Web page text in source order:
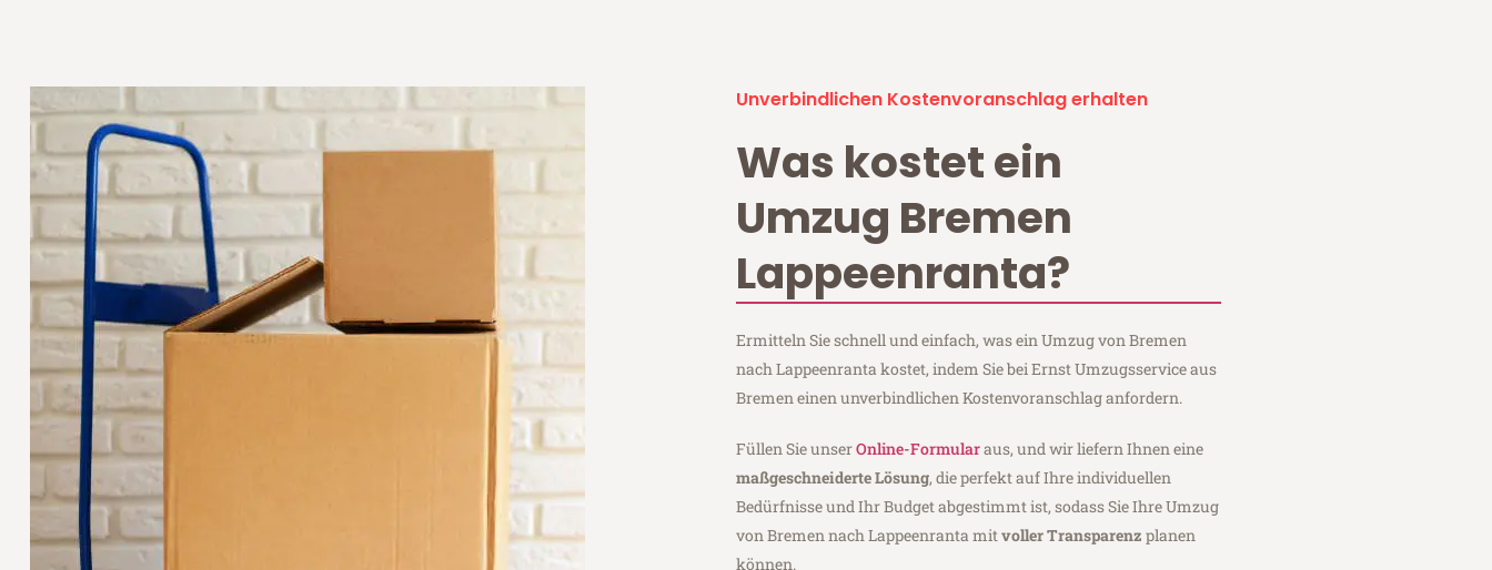
Unverbindlichen Kostenvoranschlag erhalten
Was kostet ein
Umzug Bremen
Lappeenranta?
Ermitteln Sie schnell und einfach, was ein Umzug von Bremen
nach Lappeenranta kostet, indem Sie bei Ernst Umzugsservice aus
Bremen einen unverbindlichen Kostenvoranschlag anfordern.
Füllen Sie unserOnline-Formularaus, und wir liefern Ihnen eine
maßgeschneiderte Lösung, die perfekt auf Ihre individuellen
Bedürfnisse und Ihr Budget abgestimmt ist, sodass Sie Ihre Umzug
von Bremen nach Lappeenranta mitvoller Transparenz planen
können.